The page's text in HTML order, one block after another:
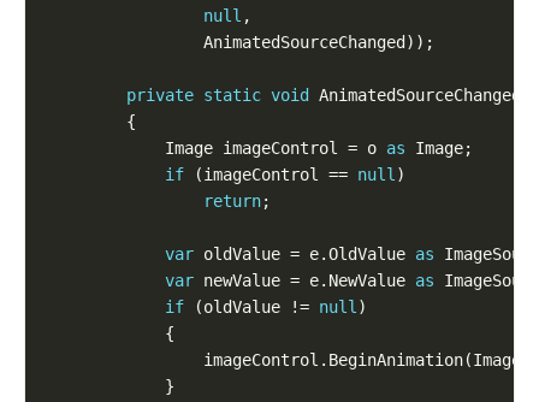
null
private static void
            Image imageControl = o
as
if (imageControl == null
return
var oldValue = e.OldValue as
var newValue = e.NewValue as
if (oldValue != null